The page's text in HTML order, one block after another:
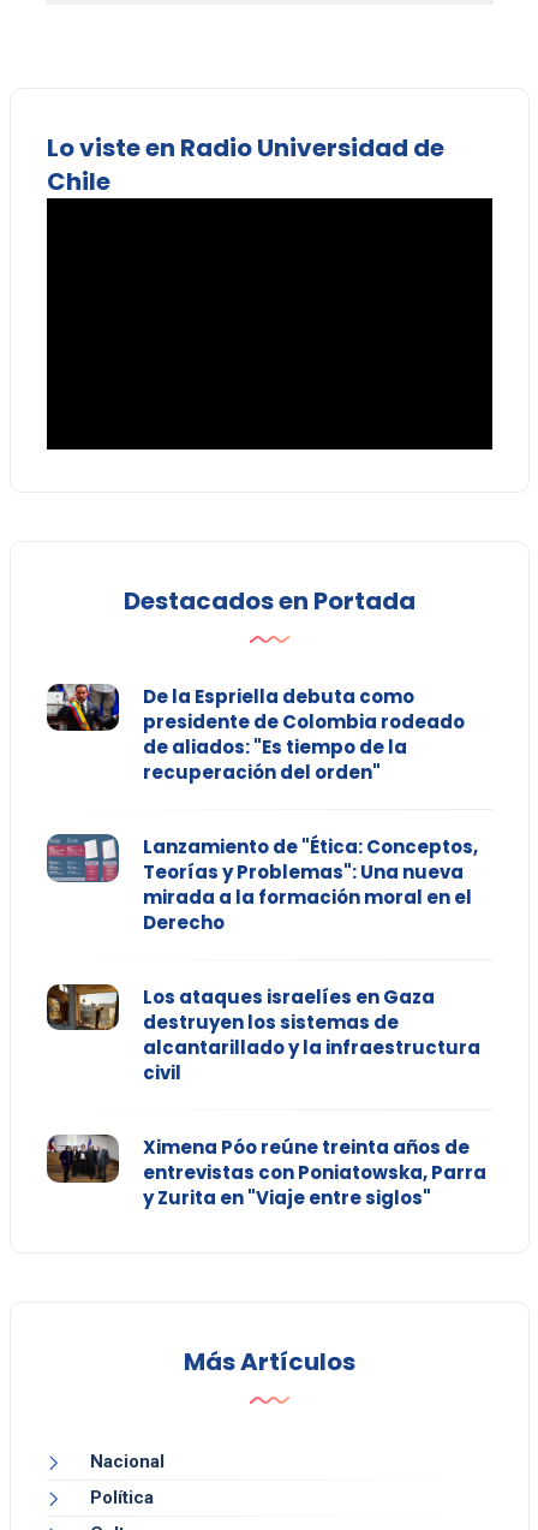
Lo viste en Radio Universidad de
Chile
Destacados en Portada
De la Espriella debuta como
presidente de Colombia rodeado
de aliados: "Es tiempo de la
recuperación del orden"
Lanzamiento de "Ética: Conceptos,
Teorías y Problemas": Una nueva
mirada a la formación moral en el
Derecho
Los ataques israelíes en Gaza
destruyen los sistemas de
alcantarillado y la infraestructura
civil
Ximena Póo reúne treinta años de
entrevistas con Poniatowska, Parra
y Zurita en "Viaje entre siglos"
Más Artículos
Nacional
Política